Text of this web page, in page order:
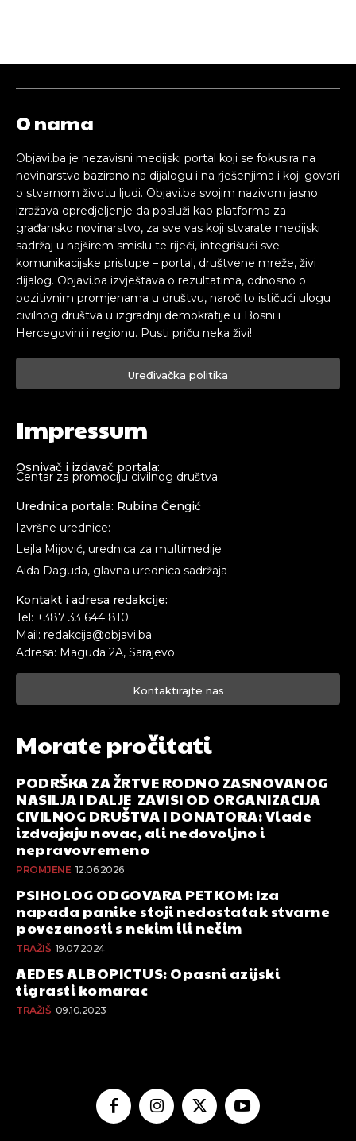
O nama
Objavi.ba je nezavisni medijski portal koji se fokusira na
novinarstvo bazirano na dijalogu i na rješenjima i koji govori
o stvarnom životu ljudi. Objavi.ba svojim nazivom jasno
izražava opredjeljenje da posluži kao platforma za
građansko novinarstvo, za sve vas koji stvarate medijski
sadržaj u najširem smislu te riječi, integrišući sve
komunikacijske pristupe – portal, društvene mreže, živi
dijalog. Objavi.ba izvještava o rezultatima, odnosno o
pozitivnim promjenama u društvu, naročito ističući ulogu
civilnog društva u izgradnji demokratije u Bosni i
Hercegovini i regionu. Pusti priču neka živi!
Uređivačka politika
Impressum
Osnivač i izdavač portala:
Centar za promociju civilnog društva
Urednica portala: Rubina Čengić
Izvršne urednice:
Lejla Mijović, urednica za multimedije
Aida Daguda, glavna urednica sadržaja
Kontakt i adresa redakcije:
Tel: +387 33 644 810
Mail: redakcija@objavi.ba
Adresa: Maguda 2A, Sarajevo
Kontaktirajte nas
Morate pročitati
PODRŠKA ZA ŽRTVE RODNO ZASNOVANOG
NASILJA I DALJE ZAVISI OD ORGANIZACIJA
CIVILNOG DRUŠTVA I DONATORA: Vlade
izdvajaju novac, ali nedovoljno i
nepravovremeno
PROMJENE 12.06.2026
PSIHOLOG ODGOVARA PETKOM: Iza
napada panike stoji nedostatak stvarne
povezanosti s nekim ili nečim
TRAŽIŠ 19.07.2024
AEDES ALBOPICTUS: Opasni azijski
tigrasti komarac
TRAŽIŠ 09.10.2023